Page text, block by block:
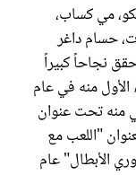
مي كساب،
حسام داغر
نجاحاً كبيراً
منه في عام
منه تحت عنوان
الثالث بعنوان "اللعب مع
"دوري الأبطال" عام